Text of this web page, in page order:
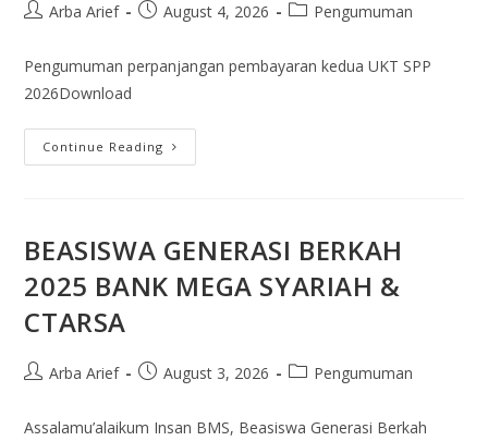
Arba Arief August 4, 2026 Pengumuman
Pengumuman perpanjangan pembayaran kedua UKT SPP
2026Download
Continue Reading
BEASISWA GENERASI BERKAH
2025 BANK MEGA SYARIAH &
CTARSA
Arba Arief August 3, 2026 Pengumuman
Assalamu’alaikum Insan BMS, Beasiswa Generasi Berkah